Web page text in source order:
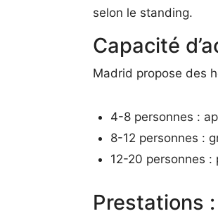
selon le standing.
Capacité
Madrid propose des
4-8 personnes :
8-12 personnes :
12-20 personnes
Prestations